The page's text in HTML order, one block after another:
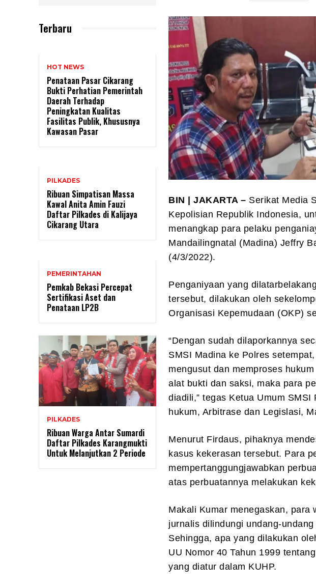
Terbaru
HOT NEWS
Penataan Pasar Cikarang
Bukti Perhatian Pemerintah
Daerah Terhadap
Peningkatan Kualitas
Fasilitas Publik, Khususnya
Kawasan Pasar
PILKADES
Ribuan Simpatisan Massa
Kawal Anita Amin Fauzi
Daftar Pilkades di Kalijaya
Cikarang Utara
PEMERINTAHAN
Pemkab Bekasi Percepat
Sertifikasi Aset dan
Penataan LP2B
PILKADES
Ribuan Warga Antar Sumardi
Daftar Pilkades Karangmukti
Untuk Melanjutkan 2 Periode
BIN | JAKARTA – Serikat Media
Kepolisian Republik Indonesia,
menangkap para pelaku
Mandailingnatal (Madina) Jeffry
(4/3/2022).
Penganiyaan yang
tersebut, dilakukan oleh
Organisasi Kepemudaan (OKP)
“Dengan sudah dilaporkannya
SMSI Madina ke Polres
mengusut dan memproses
alat bukti dan saksi, maka para
diadili,” tegas Ketua Umum
hukum, Arbitrase dan Legislasi,
Menurut Firdaus, pihaknya
kasus kekerasan tersebut. Para
mempertanggungjawabkan
atas perbuatannya melakukan
Makali Kumar menegaskan, para
jurnalis dilindungi undang-
Sehingga, apa yang dilakukan
UU Nomor 40 Tahun 1999
yang diatur dalam KUHP.